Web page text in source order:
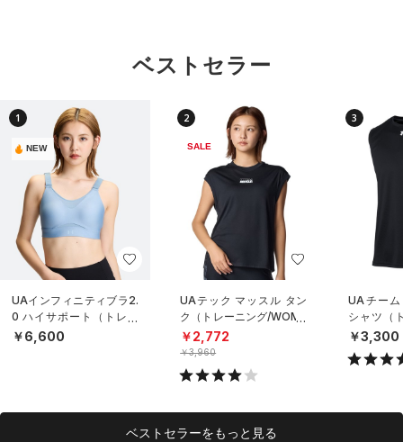
ベストセラー
1
NEW
UAインフィニティブラ2.
0 ハイサポート（トレー
ニング/WOMEN）
￥6,600
2
SALE
UAテック マッスル タン
ク（トレーニング/WOME
N）
￥2,772
￥3,960
3
UAチー
シャツ（
NISEX）
￥3,300
ベストセラーをもっと見る